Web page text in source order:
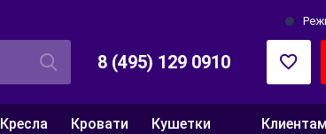
8 (495) 129 0910
Кресла Кровати Кушетки Клиентам